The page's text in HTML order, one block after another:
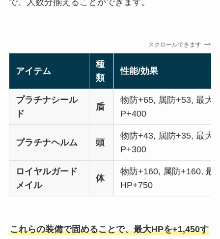
スクロールできます
アイテム
種
類
性能/効果
プラチナシール
ド
盾
物防+65, 属防+53, 最大H
P+400
プラチナヘルム 頭
物防+43, 属防+35, 最大H
P+300
ロイヤルガード
メイル
体
物防+160, 属防+160, 最
HP+750
これらの装備で固めることで、最大HPを+1,450す